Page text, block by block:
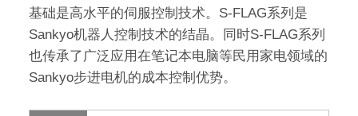
基础是高水平的伺服控制技术。S-FLAG系列是
Sankyo机器人控制技术的结晶。同时S-FLAG系列
也传承了广泛应用在笔记本电脑等民用家电领域的
Sankyo步进电机的成本控制优势。